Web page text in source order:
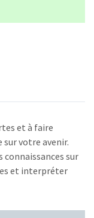
et à faire
votre avenir.
connaissances sur
et interpréter